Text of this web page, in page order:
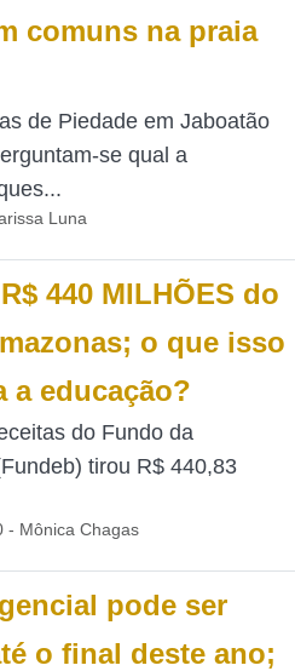
comuns na praia
de Piedade em Jaboatão
se qual a
Luna
440 MILHÕES do
o que isso
a educação?
do Fundo da
tirou R$ 440,83
- Mônica Chagas
pode ser
o final deste ano;